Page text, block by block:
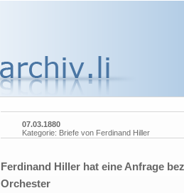
07.03.1880
Kategorie: Briefe von Ferdinand Hiller
Ferdinand Hiller hat eine Anfrage
Orchester